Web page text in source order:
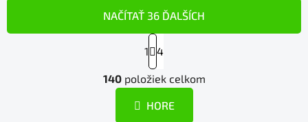
O
v
á
NAČÍTAŤ 36 ĎALŠÍCH
S
t
r
á
n
k
1 4
140položiek celkom
HORE